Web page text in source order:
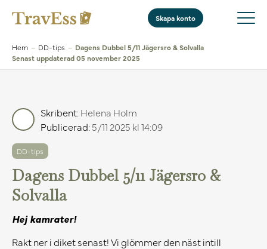
Skapa konto
Hem – DD-tips – Dagens Dubbel 5/11 Jägersro & Solvalla
Senast uppdaterad 05 november 2025
Skribent:Helena Holm
Publicerad:5/11 2025 kl 14:09
DD-tips
Dagens Dubbel 5/11 Jägersro &
Solvalla
Hej kamrater!
Rakt ner i diket senast! Vi glömmer den näst intill